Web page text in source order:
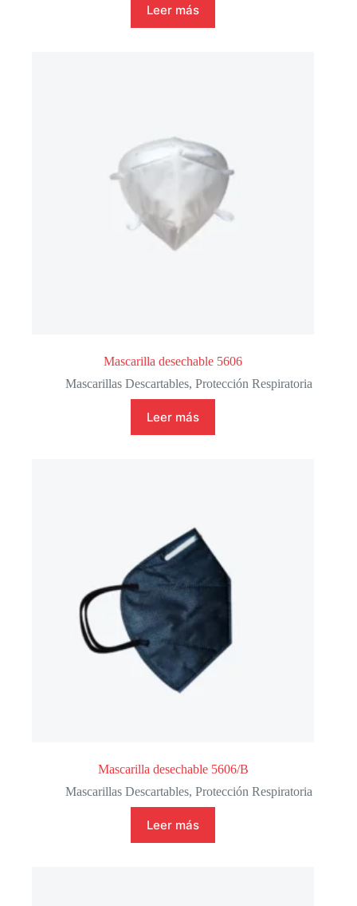
Leer más
Mascarilla desechable 5606
Mascarillas Descartables,Protección Respiratoria
Leer más
Mascarilla desechable 5606/B
Mascarillas Descartables,Protección Respiratoria
Leer más